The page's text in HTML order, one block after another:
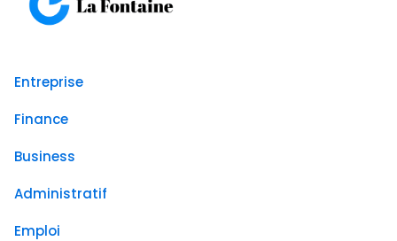
Entreprise
Finance
Business
Administratif
Emploi